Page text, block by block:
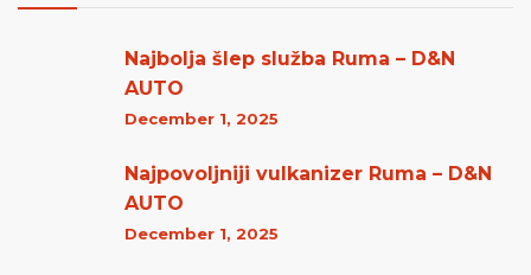
Najbolja šlep služba Ruma – D&N
AUTO
December 1, 2025
Najpovoljniji vulkanizer Ruma – D&N
AUTO
December 1, 2025